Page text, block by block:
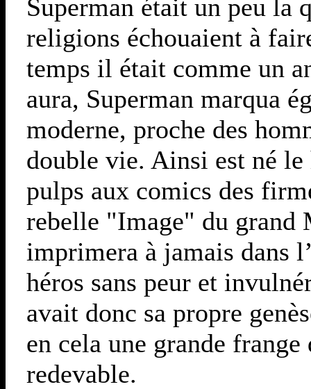
Superman était un peu la
religions échouaient à
temps il était comme un
aura, Superman marqua
moderne, proche des
double vie. Ainsi est né le
pulps aux comics des
rebelle "Image" du grand
imprimera à jamais dans
héros sans peur et
avait donc sa propre
en cela une grande
redevable.